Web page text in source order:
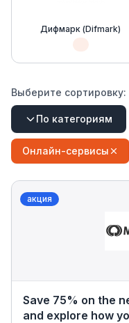
Дифмарк (Difmark)
Выберите сортировку:
По категориям
Онлайн-сервисы
акция
Save 75% on the
and explore how